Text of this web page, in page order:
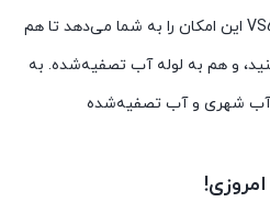
درواقع محصول مدل VS569174CR این امکان را به شما می‌دهد تا هم
و هم به لوله آب تصفیه‌شده. به
آب شهری و آب تصفیه‌شده